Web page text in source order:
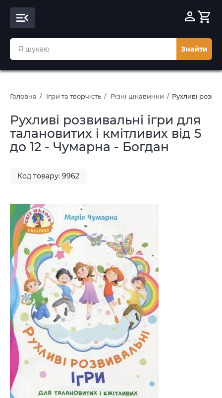
Знайти
Головна Ігри та творчість Різні цікавинки Рухливі
Рухливі розвивальні ігри для
талановитих і кмітливих від 5
до 12 - Чумарна - Богдан
Код товару: 9962